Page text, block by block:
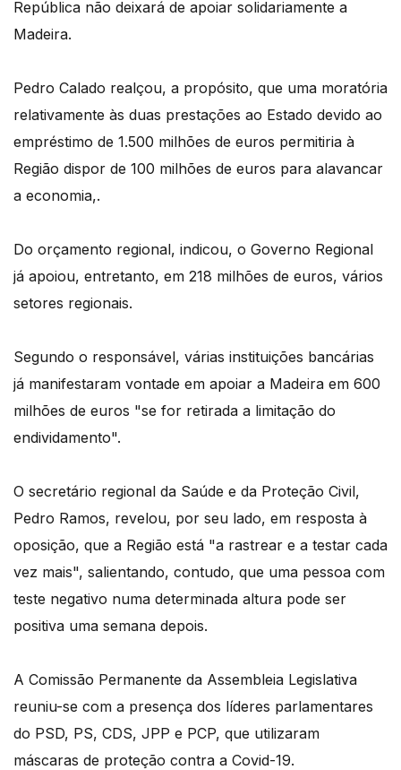
República não deixará de apoiar solidariamente a
Madeira.
Pedro Calado realçou, a propósito, que uma moratória
relativamente às duas prestações ao Estado devido ao
empréstimo de 1.500 milhões de euros permitiria à
Região dispor de 100 milhões de euros para alavancar
a economia,.
Do orçamento regional, indicou, o Governo Regional
já apoiou, entretanto, em 218 milhões de euros, vários
setores regionais.
Segundo o responsável, várias instituições bancárias
já manifestaram vontade em apoiar a Madeira em 600
milhões de euros "se for retirada a limitação do
endividamento".
O secretário regional da Saúde e da Proteção Civil,
Pedro Ramos, revelou, por seu lado, em resposta à
oposição, que a Região está "a rastrear e a testar cada
vez mais", salientando, contudo, que uma pessoa com
teste negativo numa determinada altura pode ser
positiva uma semana depois.
A Comissão Permanente da Assembleia Legislativa
reuniu-se com a presença dos líderes parlamentares
do PSD, PS, CDS, JPP e PCP, que utilizaram
máscaras de proteção contra a Covid-19.